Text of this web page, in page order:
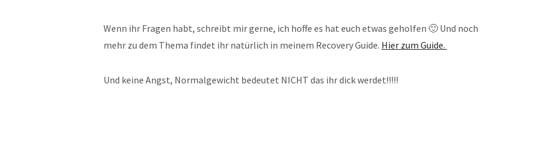
Wenn ihr Fragen habt, schreibt mir gerne, ich hoffe es hat euch etwas geholfen 🙂 Und noch
mehr zu dem Thema findet ihr natürlich in meinem Recovery Guide. Hier zum Guide.
Und keine Angst, Normalgewicht bedeutet NICHT das ihr dick werdet!!!!!